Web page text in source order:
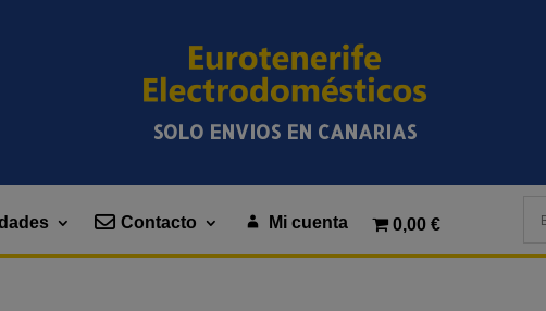
SOLO ENVIOS EN CANARIAS
Contacto Mi cuenta 0,00 €